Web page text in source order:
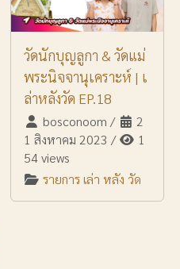
วัดนักบุญลูกา & วัดแม่
พระนิจจานุเคราะห์ | เ
ล่าหลังวัด EP.18
bosconoom /
2
1 สิงหาคม 2023 /
1
54 views
รายการ เล่า หลัง วัด